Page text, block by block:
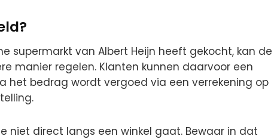
supermarkt van Albert Heijn heeft gekocht, kan de
manier regelen. Klanten kunnen daarvoor een
het bedrag wordt vergoed via een verrekening op
niet direct langs een winkel gaat. Bewaar in dat